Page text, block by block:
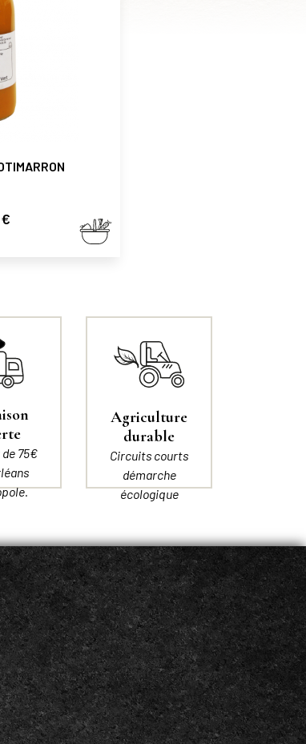
75€
Agriculture
durable
Circuits courts
démarche
écologique